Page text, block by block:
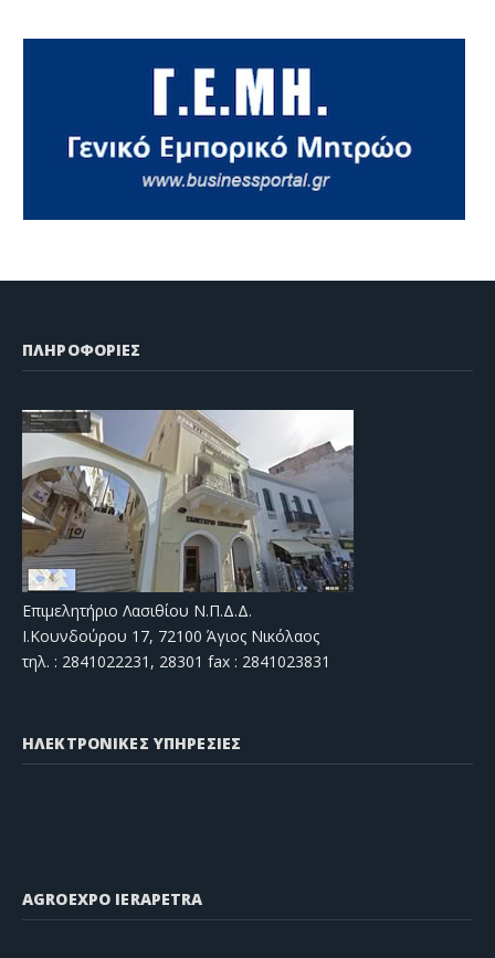
ΠΛΗΡΟΦΟΡΙΕΣ
Επιμελητήριο Λασιθίου Ν.Π.Δ.Δ.
Ι.Κουνδούρου 17, 72100 Άγιος Νικόλαος
τηλ. : 2841022231, 28301 fax : 2841023831
ΗΛΕΚΤΡΟΝΙΚΕΣ ΥΠΗΡΕΣΙΕΣ
AGROEXPO IERAPETRA